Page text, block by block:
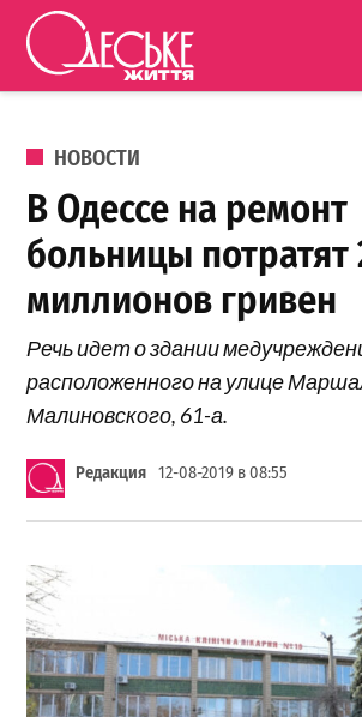
Перейти к содержанию
життя
ОПУБЛИКОВАНО В
НОВОСТИ
В Одессе на ремонт
больницы потратят
миллионов гривен
Речь идет о здании
расположенного на улице
Малиновского, 61-а.
Редакция 12-08-2019 в 08:55